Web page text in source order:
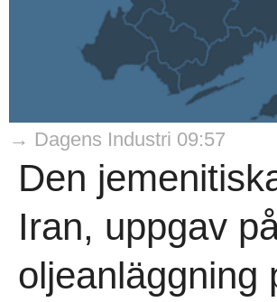
→ Dagens Industri 09:57
Den
Iran, uppgav
oljeanläggning